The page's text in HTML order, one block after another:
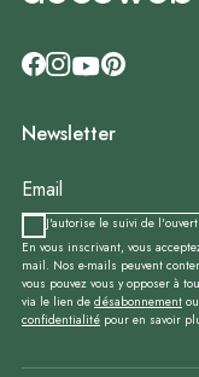
Newsletter
J'autorise le suivi de
En vous inscrivant, vous
mail. Nos e-mails peuvent
vous pouvez vous y opposer à
via le lien de désabonnement
confidentialité pour en savoir